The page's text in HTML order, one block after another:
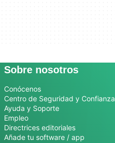
Sobre nosotros
Conócenos
Centro de Seguridad y Confianza
Ayuda y Soporte
Empleo
Directrices editoriales
Añade tu software / app